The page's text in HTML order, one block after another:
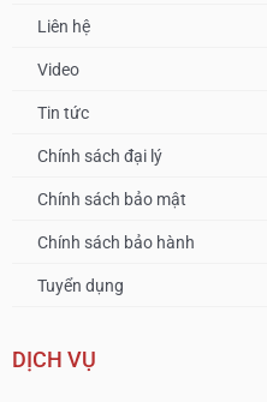
Liên hệ
Video
Tin tức
Chính sách đại lý
Chính sách bảo mật
Chính sách bảo hành
Tuyển dụng
DỊCH VỤ